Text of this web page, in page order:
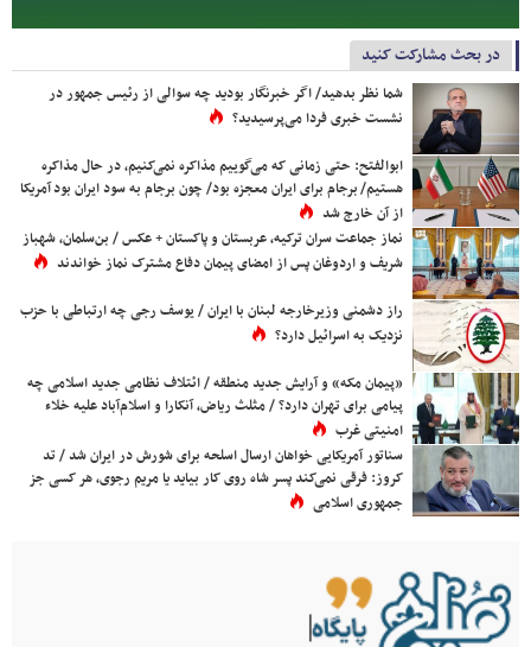
در بحث مشارکت کنید
شما نظر بدهید/ اگر خبرنگار بودید چه سوالی از رئیس جمهور در
نشست خبری فردا می‌پرسیدید؟
ابوالفتح: حتی زمانی که می‌گوییم مذاکره نمی‌کنیم، در حال مذاکره
هستیم/ برجام برای ایران معجزه بود/ چون برجام به سود ایران بود آمریکا
از آن خارج شد
نماز جماعت سران ترکیه، عربستان و پاکستان + عکس / بن‌سلمان، شهباز
شریف و اردوغان پس از امضای پیمان دفاع مشترک نماز خواندند
راز دشمنی وزیرخارجه لبنان با ایران / یوسف رجی چه ارتباطی با حزب
نزدیک به اسرائیل دارد؟
«پیمان مکه» و آرایش جدید منطقه / ائتلاف نظامی جدید اسلامی چه
پیامی برای تهران دارد؟ / مثلث ریاض، آنکارا و اسلام‌آباد علیه خلاء
امنیتی غرب
سناتور آمریکایی خواهان ارسال اسلحه برای شورش در ایران شد / تد
کروز: فرقی نمی‌کند پسر شاه روی کار بیاید یا مریم رجوی، هر کسی جز
جمهوری اسلامی